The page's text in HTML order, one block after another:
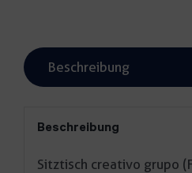
Beschreibung
Beschreibung
Sitztisch creativo grupo